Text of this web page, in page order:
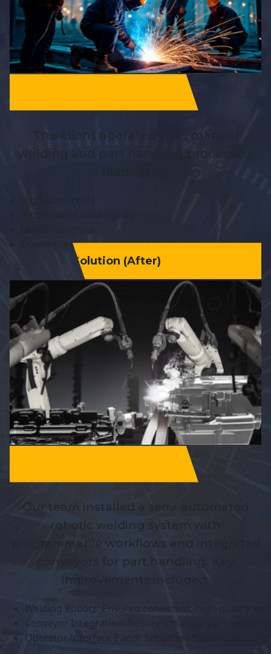
The client operated with manual
welding and part handling processes,
High labor costs
Downtime due to operator fatigue
Solution (After)
Our team installed a semi-automated
robotic welding system with
programmable workflows and integrated
conveyors for part handling. Key
improvements included:
Welding Robots: Ensured consistent, high-quality
Conveyor Integration: Reduced manual part
Operator Interface Panel: Simplified system control